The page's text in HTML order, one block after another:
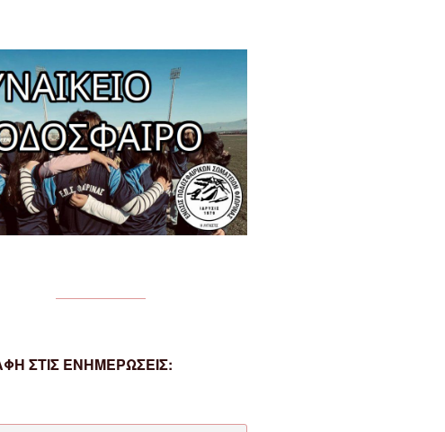
ΣΤΙΣ ΕΝΗΜΕΡΩΣΕΙΣ: